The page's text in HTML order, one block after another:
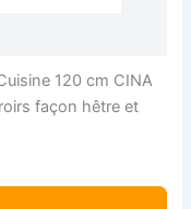
120 cm CINA
façon hêtre et